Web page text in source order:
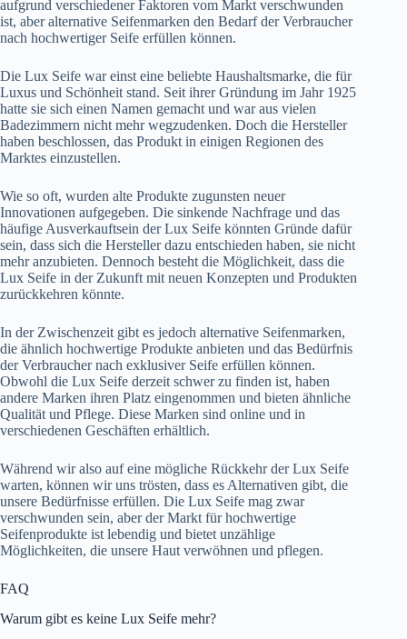
aufgrund verschiedener Faktoren vom Markt verschwunden
ist, aber alternative Seifenmarken den Bedarf der Verbraucher
nach hochwertiger Seife erfüllen können.
Die Lux Seife war einst eine beliebte Haushaltsmarke, die für
Luxus und Schönheit stand. Seit ihrer Gründung im Jahr 1925
hatte sie sich einen Namen gemacht und war aus vielen
Badezimmern nicht mehr wegzudenken. Doch die Hersteller
haben beschlossen, das Produkt in einigen Regionen des
Marktes einzustellen.
Wie so oft, wurden alte Produkte zugunsten neuer
Innovationen aufgegeben. Die sinkende Nachfrage und das
häufige Ausverkauftsein der Lux Seife könnten Gründe dafür
sein, dass sich die Hersteller dazu entschieden haben, sie nicht
mehr anzubieten. Dennoch besteht die Möglichkeit, dass die
Lux Seife in der Zukunft mit neuen Konzepten und Produkten
zurückkehren könnte.
In der Zwischenzeit gibt es jedoch alternative Seifenmarken,
die ähnlich hochwertige Produkte anbieten und das Bedürfnis
der Verbraucher nach exklusiver Seife erfüllen können.
Obwohl die Lux Seife derzeit schwer zu finden ist, haben
andere Marken ihren Platz eingenommen und bieten ähnliche
Qualität und Pflege. Diese Marken sind online und in
verschiedenen Geschäften erhältlich.
Während wir also auf eine mögliche Rückkehr der Lux Seife
warten, können wir uns trösten, dass es Alternativen gibt, die
unsere Bedürfnisse erfüllen. Die Lux Seife mag zwar
verschwunden sein, aber der Markt für hochwertige
Seifenprodukte ist lebendig und bietet unzählige
Möglichkeiten, die unsere Haut verwöhnen und pflegen.
FAQ
Warum gibt es keine Lux Seife mehr?